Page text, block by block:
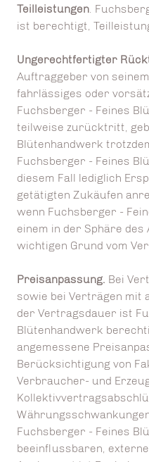
Teilleistungen.
ist berechtigt,
Ungerechtfertigter
Auftraggeber von
fahrlässiges oder
Fuchsberger - Feines
teilweise zurücktritt,
Blütenhandwerk
Fuchsberger - Feines
diesem Fall lediglich
getätigten Zukäufen
wenn Fuchsberger -
einem in der Sphäre
wichtigen Grund vom
Preisanpassung. Bei
sowie bei Verträgen mit
der Vertragsdauer ist
Blütenhandwerk
angemessene
Berücksichtigung von
Verbraucher- und
Fuchsberger - Feines
beeinflussbaren,